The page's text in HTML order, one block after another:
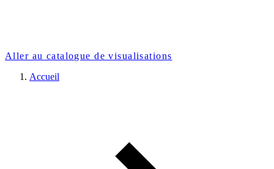
Aller au catalogue de visualisations
Accueil